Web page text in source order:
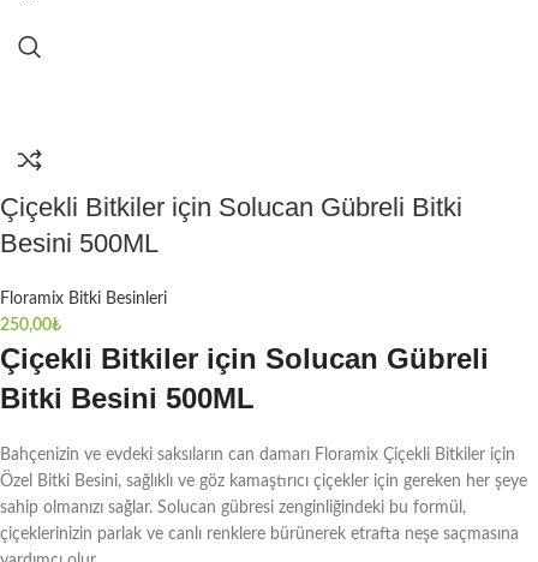
Çiçekli Bitkiler için Solucan Gübreli Bitki
Besini 500ML
Floramix Bitki Besinleri
250,00₺
Çiçekli Bitkiler için Solucan Gübreli
Bitki Besini 500ML
Bahçenizin ve evdeki saksıların can damarı Floramix Çiçekli Bitkiler için
Özel Bitki Besini, sağlıklı ve göz kamaştırıcı çiçekler için gereken her şeye
sahip olmanızı sağlar. Solucan gübresi zenginliğindeki bu formül,
çiçeklerinizin parlak ve canlı renklere bürünerek etrafta neşe saçmasına